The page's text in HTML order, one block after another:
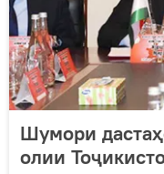
Шумори
олии